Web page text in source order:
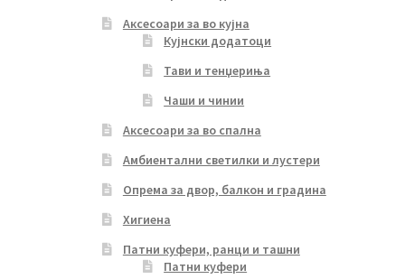
Аксесоари за во кујна
Кујнски додатоци
Тави и тенџериња
Чаши и чинии
Аксесоари за во спална
Амбиентални светилки и лустери
Опрема за двор, балкон и градина
Хигиена
Патни куфери, ранци и ташни
Патни куфери